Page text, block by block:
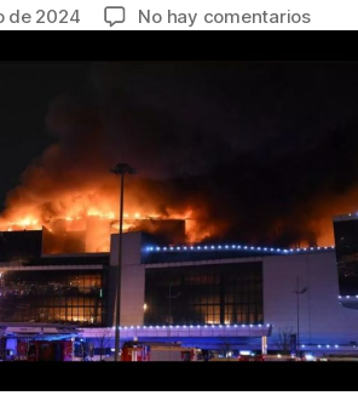
c
o
k
itt ail er m
de 2024 No hay comentariosen
de
con
Rusia
tras
en